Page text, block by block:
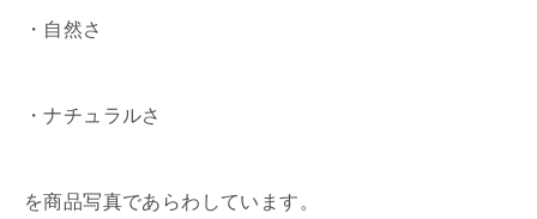
・自然さ
・ナチュラルさ
を商品写真であらわしています。